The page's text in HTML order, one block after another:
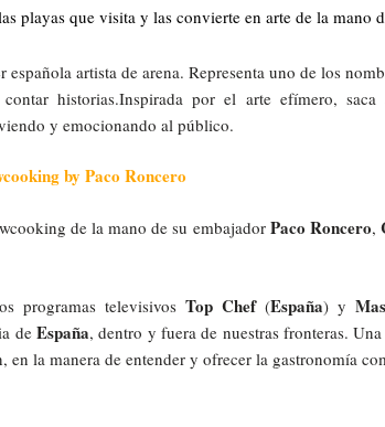
playas que visita y las convierte en arte de la mano
artista de arena. Representa uno de los
historias.Inspirada por el arte efímero,
y emocionando al público.
by Paco Roncero
de la mano de su embajador Paco Roncero,
programas televisivos Top Chef(España) y
de España, dentro y fuera de nuestras fronteras.
la manera de entender y ofrecer la gastronomía